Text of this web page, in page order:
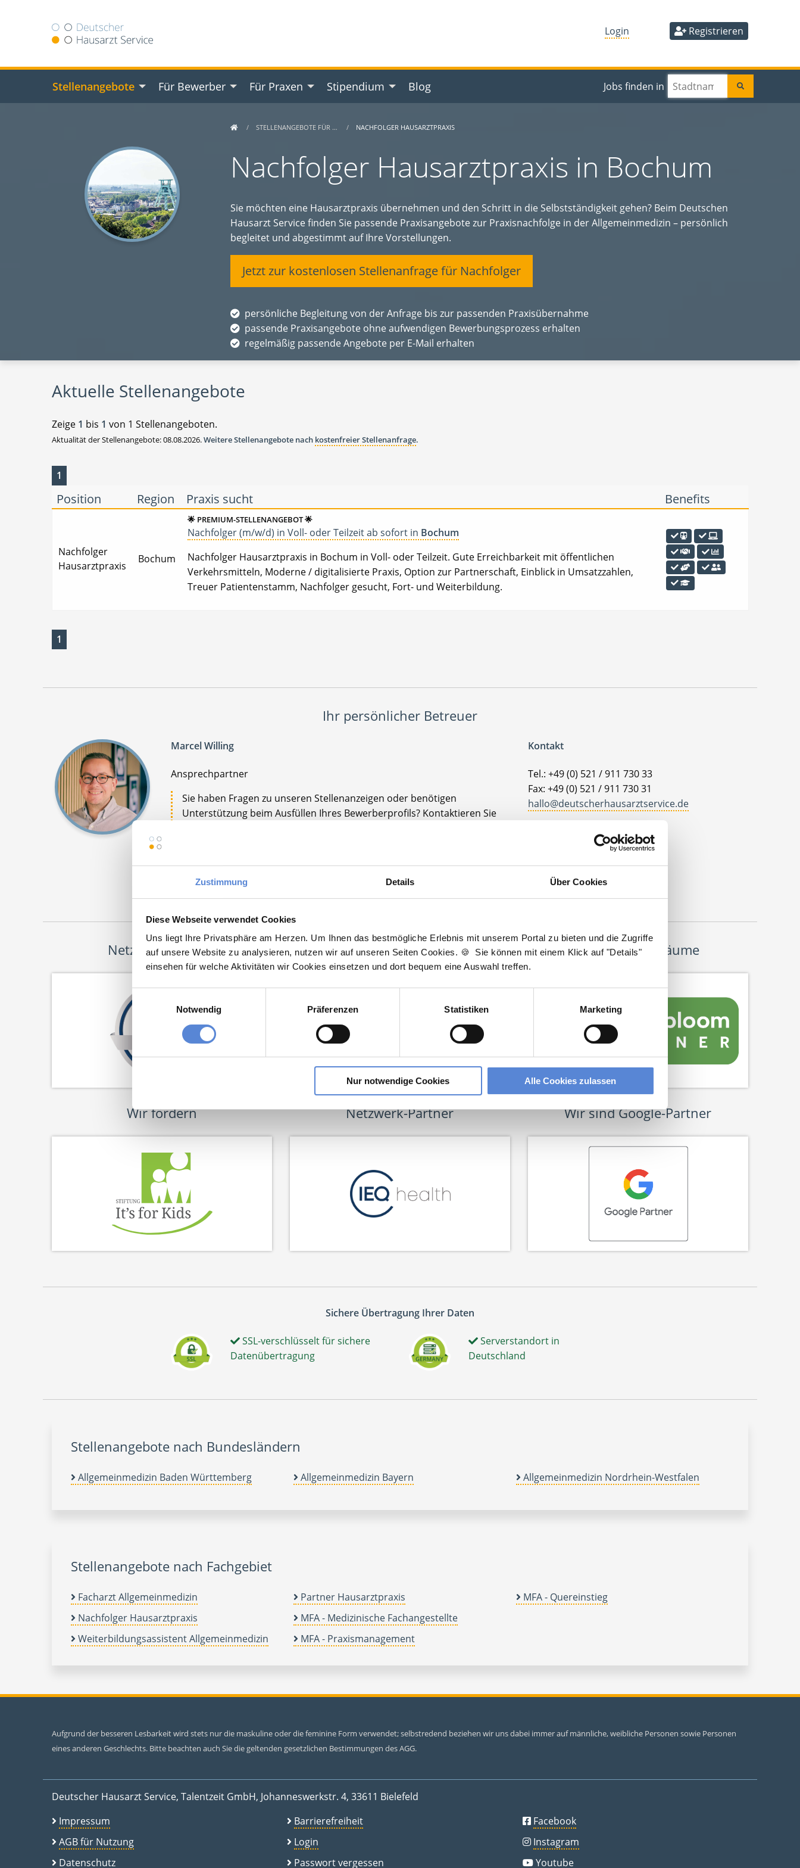
Zustimmung Details Über Cookies
Diese Webseite verwendet Cookies
Uns liegt Ihre Privatsphäre am Herzen. Um Ihnen das bestmögliche Erlebnis mit unserem Portal zu bieten und die Zugriffe
auf unsere Website zu analysieren, nutzen wir auf unseren Seiten Cookies. 🍪 Sie können mit einem Klick auf "Details"
einsehen für welche Aktivitäten wir Cookies einsetzen und dort bequem eine Auswahl treffen.
Einwilligungsauswahl
Notwendig
Präferenzen Statistiken Marketing
Nur notwendige Cookies Alle Cookies zulassen
Login Registrieren
Stellenangebote Für Bewerber Für Praxen Stipendium Blog Jobs finden in
STELLENANGEBOTE FÜR … NACHFOLGER HAUSARZTPRAXIS
Nachfolger Hausarztpraxis in Bochum
Sie möchten eine Hausarztpraxis übernehmen und den Schritt in die Selbstständigkeit gehen? Beim Deutschen
Hausarzt Service finden Sie passende Praxisangebote zur Praxisnachfolge in der Allgemeinmedizin – persönlich
begleitet und abgestimmt auf Ihre Vorstellungen.
Jetzt zur kostenlosen Stellenanfrage für Nachfolger
persönliche Begleitung von der Anfrage bis zur passenden Praxisübernahme
passende Praxisangebote ohne aufwendigen Bewerbungsprozess erhalten
regelmäßig passende Angebote per E-Mail erhalten
Aktuelle Stellenangebote
Zeige 1 bis 1 von 1 Stellenangeboten.
Aktualität der Stellenangebote: 08.08.2026.Weitere Stellenangebote nach kostenfreier Stellenanfrage.
1
Position Region Praxis sucht Benefits
Nachfolger
Hausarztpraxis
Bochum
🌟 PREMIUM-STELLENANGEBOT 🌟
Nachfolger (m/w/d) in Voll- oder Teilzeit ab sofort in Bochum
Nachfolger Hausarztpraxis in Bochum in Voll- oder Teilzeit. Gute Erreichbarkeit mit öffentlichen
Verkehrsmitteln, Moderne / digitalisierte Praxis, Option zur Partnerschaft, Einblick in Umsatzzahlen,
Treuer Patientenstamm, Nachfolger gesucht, Fort- und Weiterbildung.
1
Ihr persönlicher Betreuer
Marcel Willing
Ansprechpartner
Sie haben Fragen zu unseren Stellenanzeigen oder benötigen
Unterstützung beim Ausfüllen Ihres Bewerberprofils? Kontaktieren Sie
Jetzt zur kostenlosen Stellenanfrage
Kontakt
Tel.: +49 (0) 521 / 911 730 33
Fax: +49 (0) 521 / 911 730 31
hallo@deutscherhausarztservice.de
Deutscher Hausarzt Service
Johanneswerkstr. 4
33611 Bielefeld
Netzwerk-Partner Wir sind Unterstützer Wir pflanzen Bäume
Wir fördern Netzwerk-Partner Wir sind Google-Partner
Sichere Übertragung Ihrer Daten
SSL-verschlüsselt für sichere
Datenübertragung
Serverstandort in
Deutschland
Stellenangebote nach Bundesländern
Allgemeinmedizin Baden Württemberg Allgemeinmedizin Bayern Allgemeinmedizin Nordrhein-Westfalen
Stellenangebote nach Fachgebiet
Facharzt Allgemeinmedizin
Nachfolger Hausarztpraxis
Weiterbildungsassistent Allgemeinmedizin
Partner Hausarztpraxis
MFA - Medizinische Fachangestellte
MFA - Praxismanagement
MFA - Quereinstieg
Aufgrund der besseren Lesbarkeit wird stets nur die maskuline oder die feminine Form verwendet; selbstredend beziehen wir uns dabei immer auf männliche, weibliche Personen sowie Personen
eines anderen Geschlechts. Bitte beachten auch Sie die geltenden gesetzlichen Bestimmungen des AGG.
Deutscher Hausarzt Service, Talentzeit GmbH, Johanneswerkstr. 4, 33611 Bielefeld
Impressum
AGB für Nutzung
Datenschutz
Barrierefreiheit
Login
Passwort vergessen
Facebook
Instagram
Youtube